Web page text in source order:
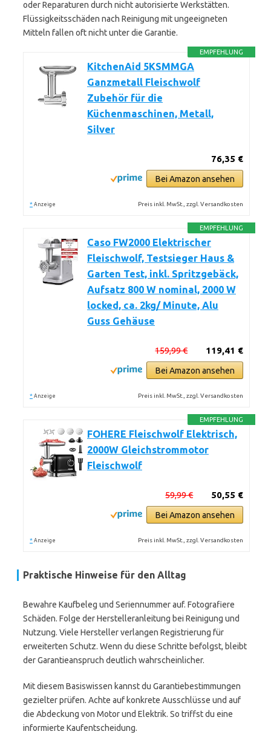
oder Reparaturen durch nicht autorisierte Werkstätten.
Flüssigkeitsschäden nach Reinigung mit ungeeigneten
Mitteln fallen oft nicht unter die Garantie.
EMPFEHLUNG
KitchenAid 5KSMMGA
Ganzmetall Fleischwolf
Zubehör für die
Küchenmaschinen, Metall,
Silver
76,35 €
Bei Amazon ansehen
* Anzeige Preis inkl. MwSt., zzgl. Versandkosten
EMPFEHLUNG
Caso FW2000 Elektrischer
Fleischwolf, Testsieger Haus &
Garten Test, inkl. Spritzgebäck,
Aufsatz 800 W nominal, 2000 W
locked, ca. 2kg/ Minute, Alu
Guss Gehäuse
119,41 €
159,99 €
Bei Amazon ansehen
* Anzeige Preis inkl. MwSt., zzgl. Versandkosten
EMPFEHLUNG
FOHERE Fleischwolf Elektrisch,
2000W Gleichstrommotor
Fleischwolf
50,55 €
59,99 €
Bei Amazon ansehen
* Anzeige Preis inkl. MwSt., zzgl. Versandkosten
Praktische Hinweise für den Alltag
Bewahre Kaufbeleg und Seriennummer auf. Fotografiere
Schäden. Folge der Herstelleranleitung bei Reinigung und
Nutzung. Viele Hersteller verlangen Registrierung für
erweiterten Schutz. Wenn du diese Schritte befolgst, bleibt
der Garantieanspruch deutlich wahrscheinlicher.
Mit diesem Basiswissen kannst du Garantiebestimmungen
gezielter prüfen. Achte auf konkrete Ausschlüsse und auf
die Abdeckung von Motor und Elektrik. So triffst du eine
informierte Kaufentscheidung.